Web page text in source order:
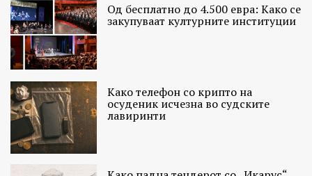
Од бесплатно до 4.500 евра: Како се
закупуваат културните институции
Како телефон со крипто на
осуденик исчезна во судските
лавиринти